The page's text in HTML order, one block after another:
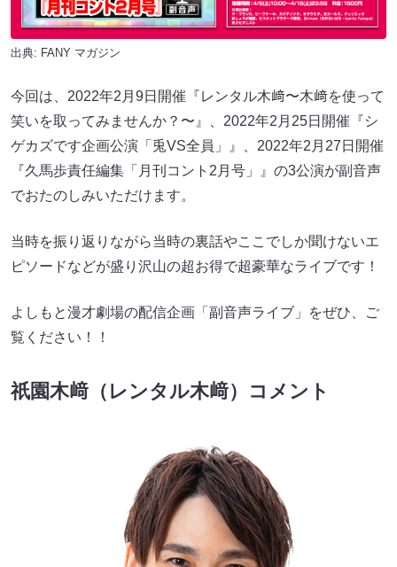
出典: FANY マガジン
今回は、2022年2月9日開催『レンタル木﨑〜木﨑を使って
笑いを取ってみませんか？〜』、2022年2月25日開催『シ
ゲカズです企画公演「兎VS全員」』、2022年2月27日開催
『久馬歩責任編集「月刊コント2月号」』の3公演が副音声
でおたのしみいただけます。
当時を振り返りながら当時の裏話やここでしか聞けないエ
ピソードなどが盛り沢山の超お得で超豪華なライブです！
よしもと漫才劇場の配信企画「副音声ライブ」をぜひ、ご
覧ください！！
祇園木﨑（レンタル木﨑）コメント